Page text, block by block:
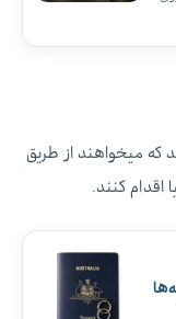
که میخواهند از طریق
اقدام کنند.